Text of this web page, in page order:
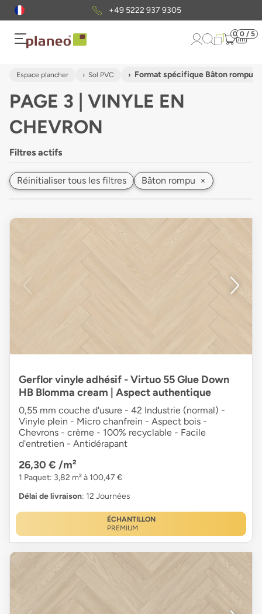
Envoi gratuit d'échantillons
0 0 / 5
Espace plancher Sol PVC Format spécifique Bâton rompu
PAGE 3 | VINYLE EN
CHEVRON
Filtres actifs
Réinitialiser tous les filtres Bâton rompu ×
Gerflor vinyle adhésif - Virtuo 55 Glue Down
HB Blomma cream | Aspect authentique
0,55 mm couche d'usure - 42 Industrie (normal) -
Vinyle plein - Micro chanfrein - Aspect bois -
Chevrons - crème - 100% recyclable - Facile
d'entretien - Antidérapant
26,30 € /m²
1 Paquet: 3,82 m² à 100,47 €
Délai de livraison: 12 Journées
ÉCHANTILLON
PREMIUM